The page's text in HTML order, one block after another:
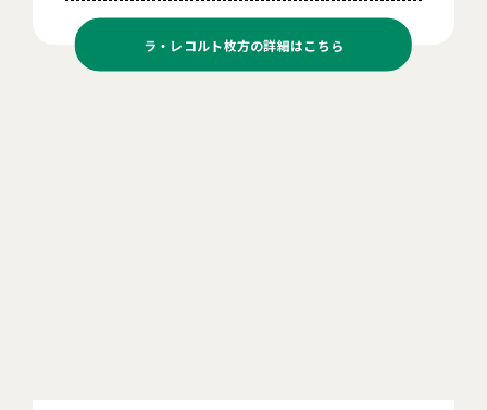
ラ・レコルト枚方の詳細はこちら